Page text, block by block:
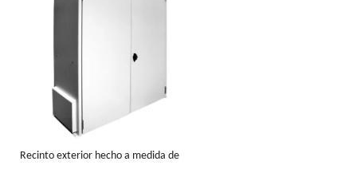
Recinto exterior hecho a medida de